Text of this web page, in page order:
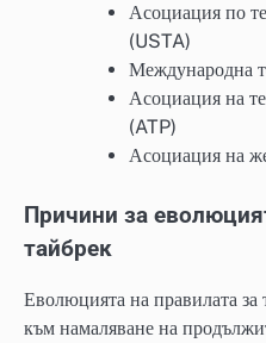
Асоциация по
(USTA)
Международна
Асоциация на
(ATP)
Асоциация на
Причини за
тайбрек
Еволюцията на правилата за
към намаляване на